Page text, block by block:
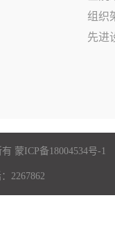
组织
先进
蒙ICP备18004534号-1
2267862